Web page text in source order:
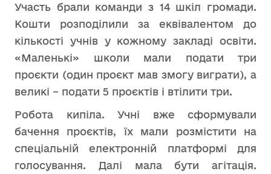
Участь брали команди з 14 шкіл громади.
Кошти розподілили за еквівалентом до
кількості учнів у кожному закладі освіти.
«Маленькі» школи мали подати три
проєкти (один проєкт мав змогу виграти), а
великі – подати 5 проєктів і втілити три.
Робота кипіла. Учні вже сформували
бачення проєктів, їх мали розмістити на
спеціальній електронній платформі для
голосування. Далі мала бути агітація.